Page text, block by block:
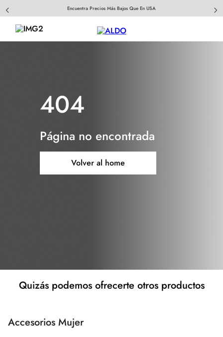
Encuentra Precios Más Bajos Que En USA
404
Página no encontrada
Volver al home
Quizás podemos ofrecerte otros productos
Accesorios Mujer